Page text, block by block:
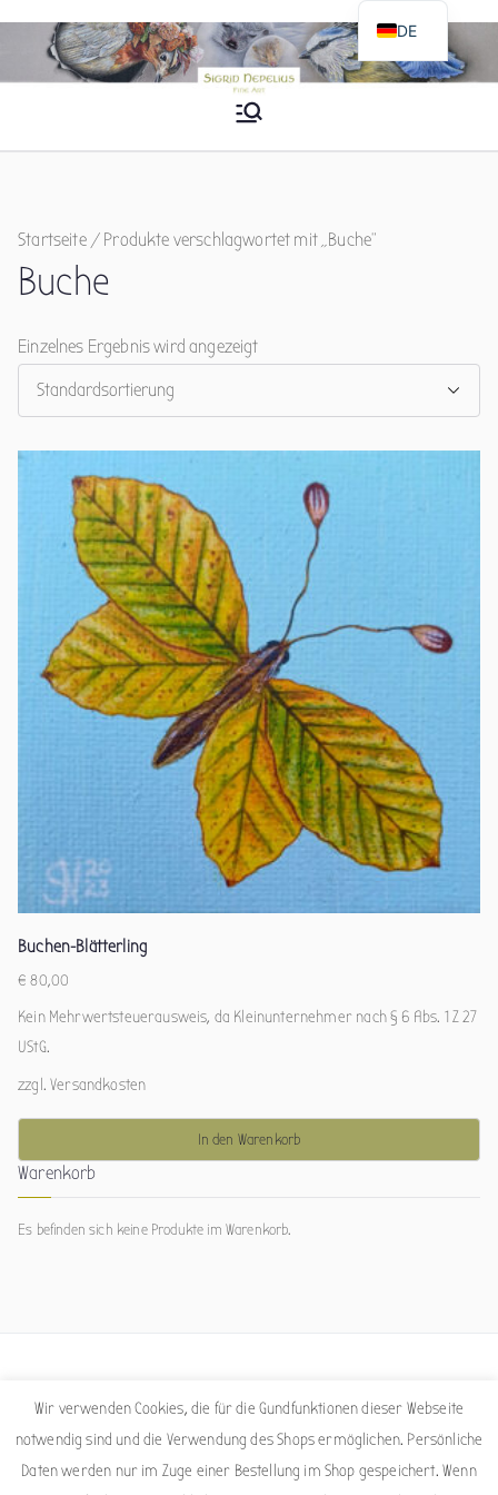
springen
Sigrid Nepelius
Fine Art
Startseite/ Produkte verschlagwortet mit „Buche“
Buche
Einzelnes Ergebnis wird angezeigt
Buchen-Blätterling
€ 80,00
Kein Mehrwertsteuerausweis, da Kleinunternehmer nach § 6 Abs. 1 Z 27
UStG.
zzgl.Versandkosten
In den Warenkorb
Warenkorb
Es befinden sich keine Produkte im Warenkorb.
Facebook
Instagram
Wir verwenden Cookies, die für die Gundfunktionen dieser Webseite
notwendig sind und die Verwendung des Shops ermöglichen. Persönliche
Daten werden nur im Zuge einer Bestellung im Shop gespeichert. Wenn
DE
EN